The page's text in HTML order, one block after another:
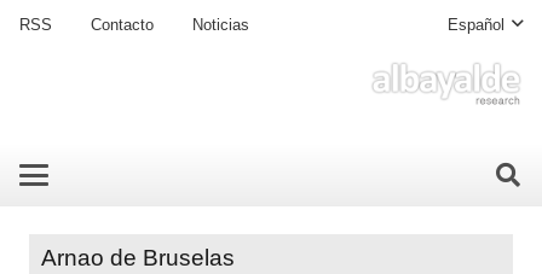
RSS Contacto Noticias Español
Arnao de Bruselas